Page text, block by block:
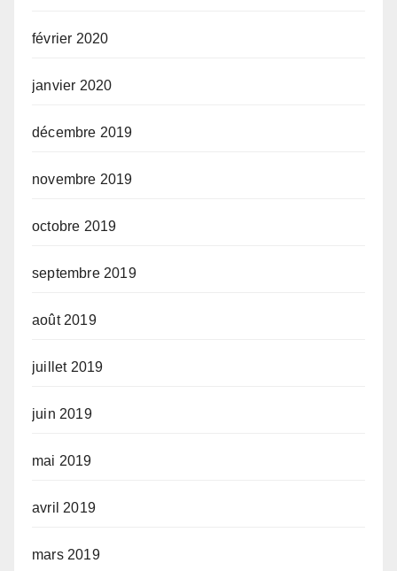
février 2020
janvier 2020
décembre 2019
novembre 2019
octobre 2019
septembre 2019
août 2019
juillet 2019
juin 2019
mai 2019
avril 2019
mars 2019